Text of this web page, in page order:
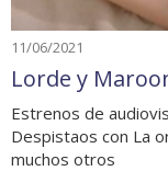
11/06/2021
Lorde y
Estrenos de
Despistaos con La
muchos otros